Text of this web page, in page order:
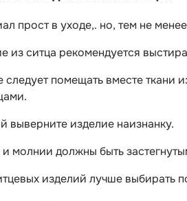
прост в уходе,. но, тем не
из ситца рекомендуется
следует помещать вместе ткани
выверните изделие наизнанку.
молнии должны быть
изделий лучше